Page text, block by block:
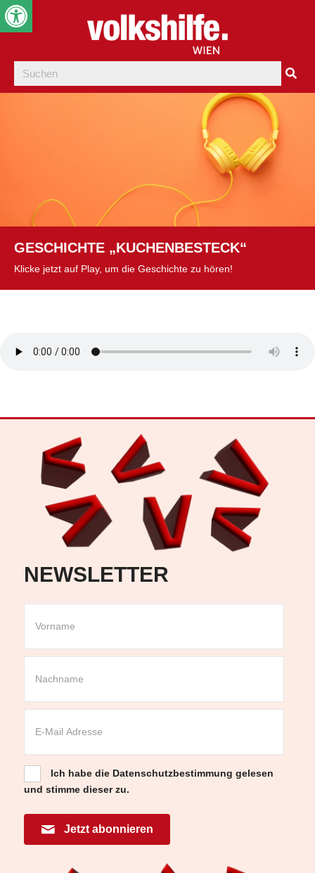
GESCHICHTE „KUCHENBESTECK“
Klicke jetzt auf Play, um die Geschichte zu hören!
NEWSLETTER
Ich habe die Datenschutzbestimmung gelesen
und stimme dieser zu.
Jetzt abonnieren